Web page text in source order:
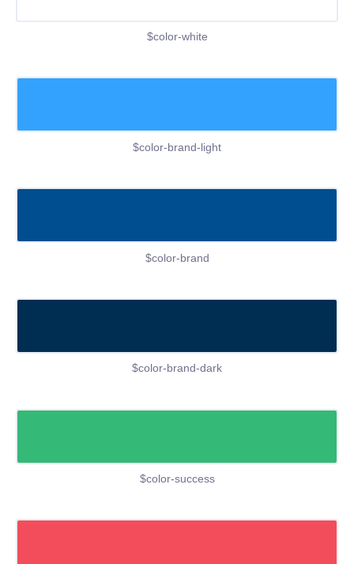
$color-white
$color-brand-light
$color-brand
$color-brand-dark
$color-success